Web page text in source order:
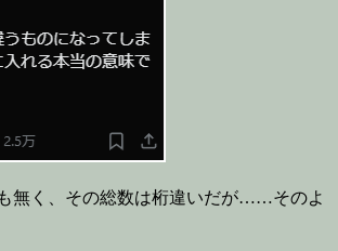
無く、その総数は桁違いだが……そのよ